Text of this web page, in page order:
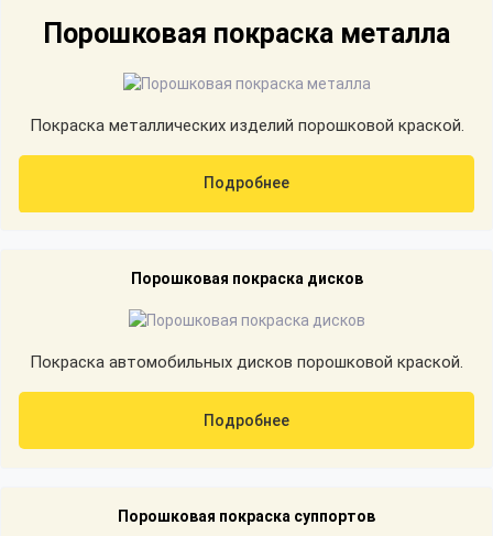
Порошковая покраска металла
Покраска металлических изделий порошковой краской.
Подробнее
Порошковая покраска дисков
Покраска автомобильных дисков порошковой краской.
Подробнее
Порошковая покраска суппортов